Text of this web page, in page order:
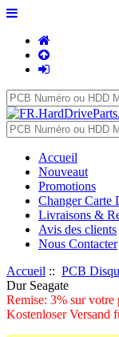
Accueil
Nouveaut
Promotions
Changer Carte
Livraisons &
Avis des clients
Nous Contacter
Accueil :: PCB
Dur Seagate
Remise: 3% sur votre
Kostenloser Versand